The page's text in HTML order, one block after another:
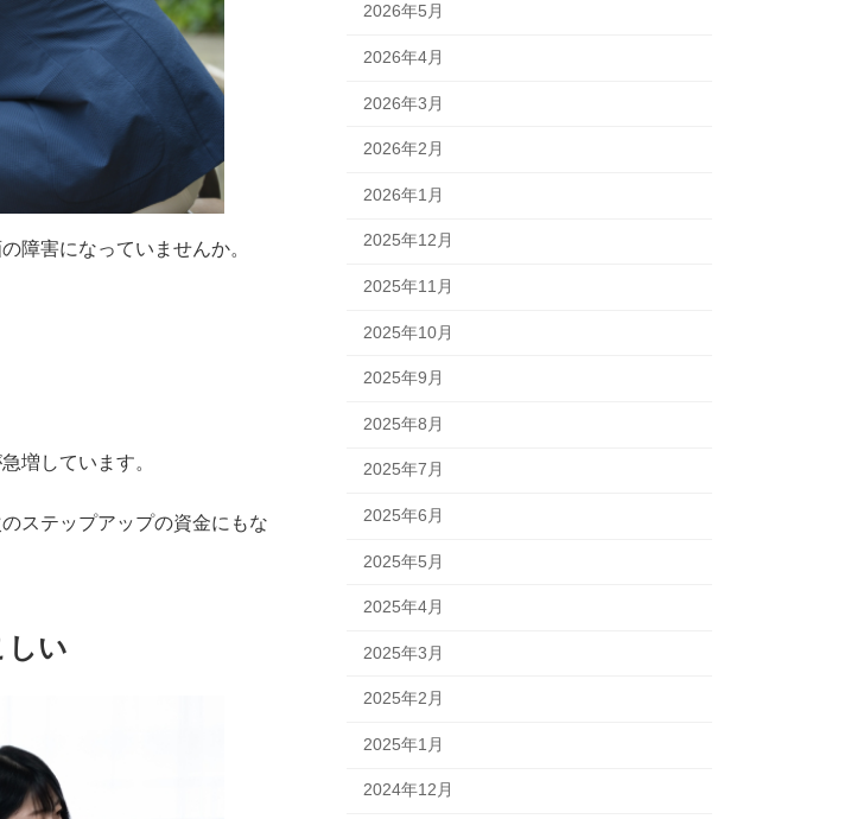
障害になっていませんか。
増しています。
ステップアップの資金にもな
しい
2026年5月
2026年4月
2026年3月
2026年2月
2026年1月
2025年12月
2025年11月
2025年10月
2025年9月
2025年8月
2025年7月
2025年6月
2025年5月
2025年4月
2025年3月
2025年2月
2025年1月
2024年12月